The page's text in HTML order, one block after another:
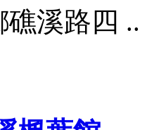
溪路四 ..